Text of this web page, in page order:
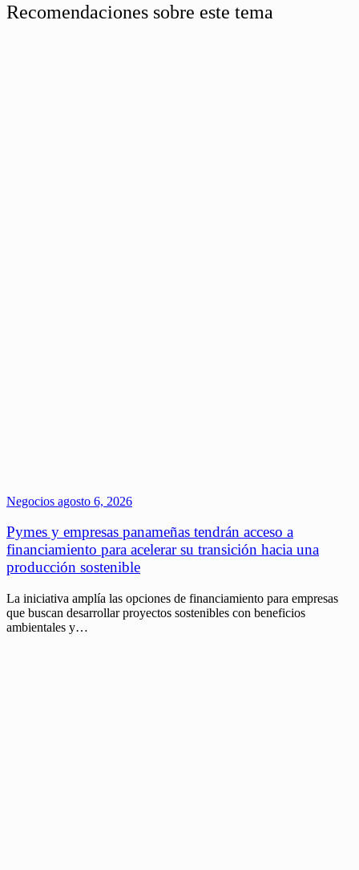
Recomendaciones sobre este tema
Negocios agosto 6, 2026
Pymes y empresas panameñas tendrán acceso a
financiamiento para acelerar su transición hacia una
producción sostenible
La iniciativa amplía las opciones de financiamiento para empresas
que buscan desarrollar proyectos sostenibles con beneficios
ambientales y…